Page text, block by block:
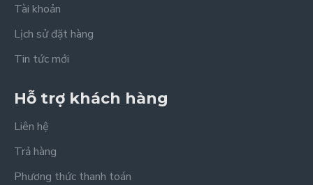
Tài khoản
Lịch sử đặt hàng
Tin tức mới
Hỗ trợ khách hàng
Liên hệ
Trả hàng
Phương thức thanh toán